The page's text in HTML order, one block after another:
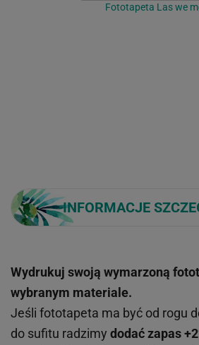
Fototapeta Las we
INFORMACJE
Wydrukuj swoją wymarzoną
wybranym materiale.
Jeśli fototapeta ma być od rogu
do sufitu radzimy dodać zapas